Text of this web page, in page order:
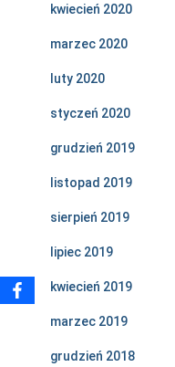
kwiecień 2020
marzec 2020
luty 2020
styczeń 2020
grudzień 2019
listopad 2019
sierpień 2019
lipiec 2019
kwiecień 2019
marzec 2019
grudzień 2018